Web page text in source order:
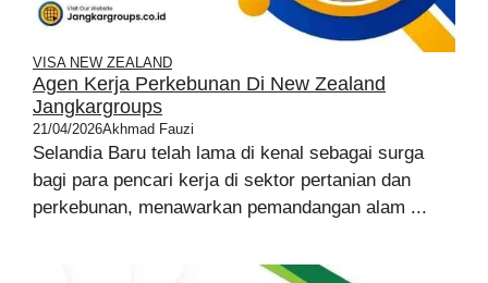
VISA NEW ZEALAND
Agen Kerja Perkebunan Di New Zealand
Jangkargroups
21/04/2026Akhmad Fauzi
Selandia Baru telah lama di kenal sebagai surga
bagi para pencari kerja di sektor pertanian dan
perkebunan, menawarkan pemandangan alam ...